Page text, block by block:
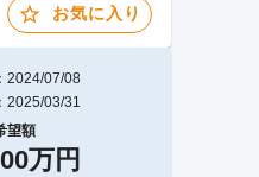
お気に入り
2024/07/08
2025/03/31
望額
万円